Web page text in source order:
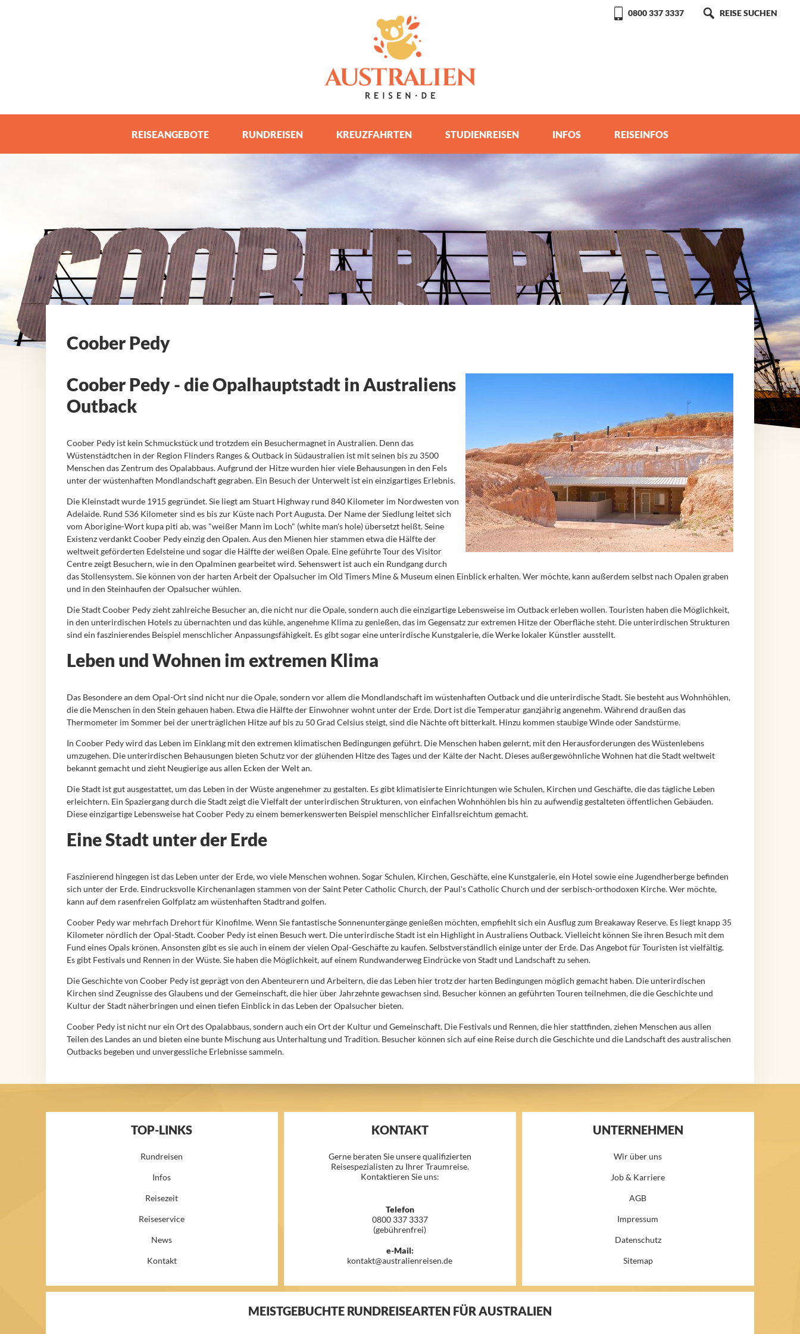
0800 337 3337 REISE SUCHEN
REISEANGEBOTE RUNDREISEN KREUZFAHRTEN STUDIENREISEN INFOS REISEINFOS
Coober Pedy
Coober Pedy - die Opalhauptstadt in Australiens
Outback
Coober Pedy ist kein Schmuckstück und trotzdem ein Besuchermagnet in Australien. Denn das
Wüstenstädtchen in der Region Flinders Ranges & Outback in Südaustralien ist mit seinen bis zu 3500
Menschen das Zentrum des Opalabbaus. Aufgrund der Hitze wurden hier viele Behausungen in den Fels
unter der wüstenhaften Mondlandschaft gegraben. Ein Besuch der Unterwelt ist ein einzigartiges Erlebnis.
Die Kleinstadt wurde 1915 gegründet. Sie liegt am Stuart Highway rund 840 Kilometer im Nordwesten von
Adelaide. Rund 536 Kilometer sind es bis zur Küste nach Port Augusta. Der Name der Siedlung leitet sich
vom Aborigine-Wort kupa piti ab, was "weißer Mann im Loch" (white man's hole) übersetzt heißt. Seine
Existenz verdankt Coober Pedy einzig den Opalen. Aus den Mienen hier stammen etwa die Hälfte der
weltweit geförderten Edelsteine und sogar die Hälfte der weißen Opale. Eine geführte Tour des Visitor
Centre zeigt Besuchern, wie in den Opalminen gearbeitet wird. Sehenswert ist auch ein Rundgang durch
das Stollensystem. Sie können von der harten Arbeit der Opalsucher im Old Timers Mine & Museum einen Einblick erhalten. Wer möchte, kann außerdem selbst nach Opalen graben
und in den Steinhaufen der Opalsucher wühlen.
Die Stadt Coober Pedy zieht zahlreiche Besucher an, die nicht nur die Opale, sondern auch die einzigartige Lebensweise im Outback erleben wollen. Touristen haben die Möglichkeit,
in den unterirdischen Hotels zu übernachten und das kühle, angenehme Klima zu genießen, das im Gegensatz zur extremen Hitze der Oberfläche steht. Die unterirdischen Strukturen
sind ein faszinierendes Beispiel menschlicher Anpassungsfähigkeit. Es gibt sogar eine unterirdische Kunstgalerie, die Werke lokaler Künstler ausstellt.
Leben und Wohnen im extremen Klima
Das Besondere an dem Opal-Ort sind nicht nur die Opale, sondern vor allem die Mondlandschaft im wüstenhaften Outback und die unterirdische Stadt. Sie besteht aus Wohnhöhlen,
die die Menschen in den Stein gehauen haben. Etwa die Hälfte der Einwohner wohnt unter der Erde. Dort ist die Temperatur ganzjährig angenehm. Während draußen das
Thermometer im Sommer bei der unerträglichen Hitze auf bis zu 50 Grad Celsius steigt, sind die Nächte oft bitterkalt. Hinzu kommen staubige Winde oder Sandstürme.
In Coober Pedy wird das Leben im Einklang mit den extremen klimatischen Bedingungen geführt. Die Menschen haben gelernt, mit den Herausforderungen des Wüstenlebens
umzugehen. Die unterirdischen Behausungen bieten Schutz vor der glühenden Hitze des Tages und der Kälte der Nacht. Dieses außergewöhnliche Wohnen hat die Stadt weltweit
bekannt gemacht und zieht Neugierige aus allen Ecken der Welt an.
Die Stadt ist gut ausgestattet, um das Leben in der Wüste angenehmer zu gestalten. Es gibt klimatisierte Einrichtungen wie Schulen, Kirchen und Geschäfte, die das tägliche Leben
erleichtern. Ein Spaziergang durch die Stadt zeigt die Vielfalt der unterirdischen Strukturen, von einfachen Wohnhöhlen bis hin zu aufwendig gestalteten öffentlichen Gebäuden.
Diese einzigartige Lebensweise hat Coober Pedy zu einem bemerkenswerten Beispiel menschlicher Einfallsreichtum gemacht.
Eine Stadt unter der Erde
Faszinierend hingegen ist das Leben unter der Erde, wo viele Menschen wohnen. Sogar Schulen, Kirchen, Geschäfte, eine Kunstgalerie, ein Hotel sowie eine Jugendherberge befinden
sich unter der Erde. Eindrucksvolle Kirchenanlagen stammen von der Saint Peter Catholic Church, der Paul's Catholic Church und der serbisch-orthodoxen Kirche. Wer möchte,
kann auf dem rasenfreien Golfplatz am wüstenhaften Stadtrand golfen.
Coober Pedy war mehrfach Drehort für Kinofilme. Wenn Sie fantastische Sonnenuntergänge genießen möchten, empfiehlt sich ein Ausflug zum Breakaway Reserve. Es liegt knapp 35
Kilometer nördlich der Opal-Stadt. Coober Pedy ist einen Besuch wert. Die unterirdische Stadt ist ein Highlight in Australiens Outback. Vielleicht können Sie ihren Besuch mit dem
Fund eines Opals krönen. Ansonsten gibt es sie auch in einem der vielen Opal-Geschäfte zu kaufen. Selbstverständlich einige unter der Erde. Das Angebot für Touristen ist vielfältig.
Es gibt Festivals und Rennen in der Wüste. Sie haben die Möglichkeit, auf einem Rundwanderweg Eindrücke von Stadt und Landschaft zu sehen.
Die Geschichte von Coober Pedy ist geprägt von den Abenteurern und Arbeitern, die das Leben hier trotz der harten Bedingungen möglich gemacht haben. Die unterirdischen
Kirchen sind Zeugnisse des Glaubens und der Gemeinschaft, die hier über Jahrzehnte gewachsen sind. Besucher können an geführten Touren teilnehmen, die die Geschichte und
Kultur der Stadt näherbringen und einen tiefen Einblick in das Leben der Opalsucher bieten.
Coober Pedy ist nicht nur ein Ort des Opalabbaus, sondern auch ein Ort der Kultur und Gemeinschaft. Die Festivals und Rennen, die hier stattfinden, ziehen Menschen aus allen
Teilen des Landes an und bieten eine bunte Mischung aus Unterhaltung und Tradition. Besucher können sich auf eine Reise durch die Geschichte und die Landschaft des australischen
Outbacks begeben und unvergessliche Erlebnisse sammeln.
TOP-LINKS
Rundreisen
Infos
Reisezeit
Reiseservice
News
Kontakt
KONTAKT
Gerne beraten Sie unsere qualifizierten
Reisespezialisten zu Ihrer Traumreise.
Kontaktieren Sie uns:
Telefon
0800 337 3337
(gebührenfrei)
e-Mail:
kontakt@australienreisen.de
UNTERNEHMEN
Wir über uns
Job & Karriere
AGB
Impressum
Datenschutz
Sitemap
MEISTGEBUCHTE RUNDREISEARTEN FÜR AUSTRALIEN